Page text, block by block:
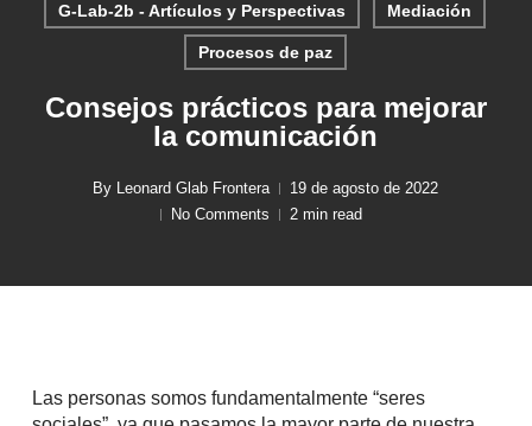
G-Lab-2b - Artículos y Perspectivas Mediación
Procesos de paz
Consejos prácticos para mejorar
la comunicación
By Leonard Glab Frontera
19 de agosto de 2022
No Comments
2 min read
Las personas somos fundamentalmente “seres